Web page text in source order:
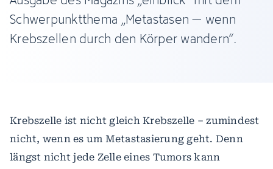
Schwerpunktthema „Metastasen – wenn
Krebszellen durch den Körper wandern“.
Krebszelle ist nicht gleich Krebszelle – zumindest
nicht, wenn es um Metastasierung geht. Denn
längst nicht jede Zelle eines Tumors kann